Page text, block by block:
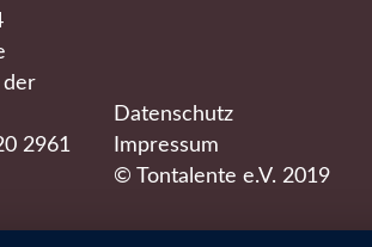
der
2961
Datenschutz
Impressum
© Tontalente e.V. 2019